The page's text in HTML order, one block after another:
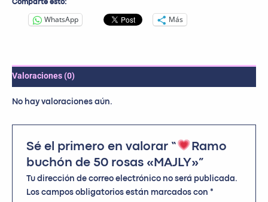
Comparte esto:
WhatsApp Más
Valoraciones (0)
No hay valoraciones aún.
Sé el primero en valorar “
Ramo
buchón de 50 rosas «MAJLY»”
Tu dirección de correo electrónico no será publicada.
Los campos obligatorios están marcados con *